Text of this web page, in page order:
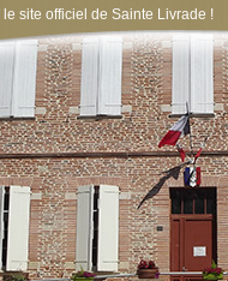
le site officiel de Sainte Livrade !